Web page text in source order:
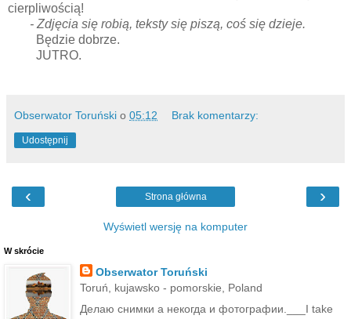
cierpliwością!
- Zdjęcia się robią, teksty się piszą, coś się dzieje.
Będzie dobrze.
JUTRO.
Obserwator Toruński o 05:12 Brak komentarzy:
Udostępnij
‹ ›
Strona główna
Wyświetl wersję na komputer
W skrócie
Obserwator Toruński
Toruń, kujawsko - pomorskie, Poland
Делаю снимки а некогда и фотографии.___I take